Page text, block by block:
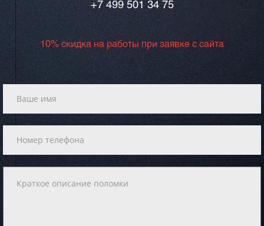
+7 499 501 34 75
10% скидка на работы при заявке с сайта